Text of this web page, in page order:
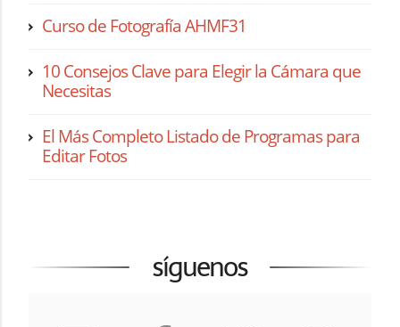
Curso de Fotografía AHMF31
10 Consejos Clave para Elegir la Cámara que
Necesitas
El Más Completo Listado de Programas para
Editar Fotos
síguenos